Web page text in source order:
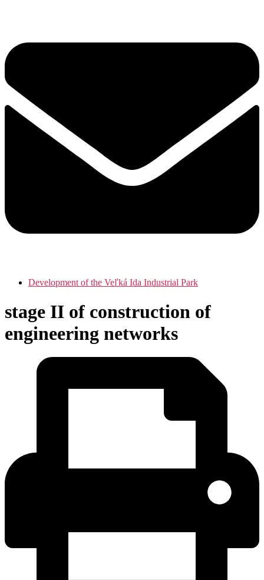
Development of the Veľká Ida Industrial Park
stage II of construction of
engineering networks